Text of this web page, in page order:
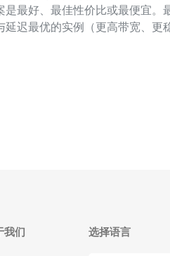
是最好、最佳性价比或最便宜。
延迟最优的实例（更高带宽、更
＋优化策略）；最便宜则关注单
我们 选择语言